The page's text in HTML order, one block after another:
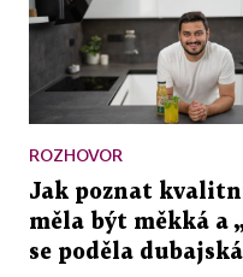
ROZHOVOR
Jak poznat
měla být měkká a
se poděla